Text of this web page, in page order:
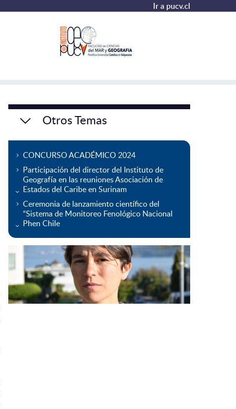
Ir a pucv.cl
Otros Temas
CONCURSO ACADÉMICO 2024
Participación del director del Instituto de
Geografía en las reuniones Asociación de
Estados del Caribe en Surinam
Ceremonia de lanzamiento científico del
“Sistema de Monitoreo Fenológico Nacional
Phen Chile